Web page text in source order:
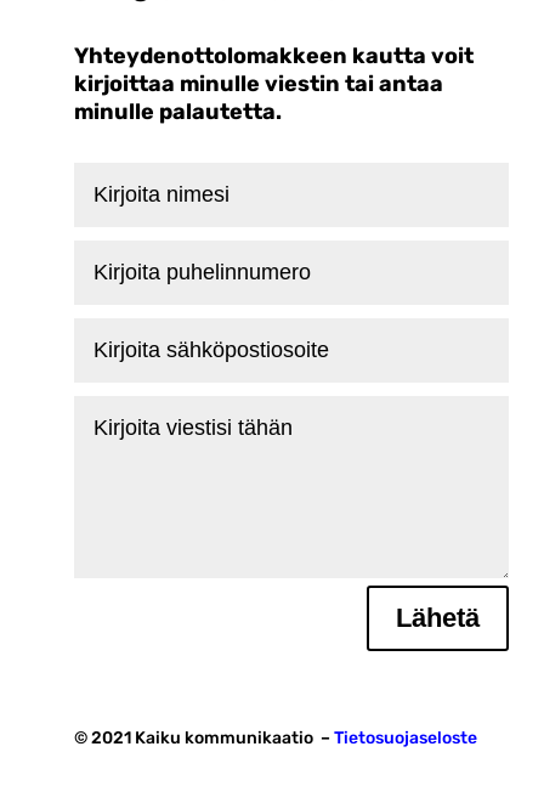
Yhteydenottolomakkeen kautta voit
kirjoittaa minulle viestin tai antaa
minulle palautetta.
nimesi
puhelinnumero
sähköpostiosoite
viestisi
Lähetä
© 2021 Kaiku kommunikaatio – Tietosuojaseloste